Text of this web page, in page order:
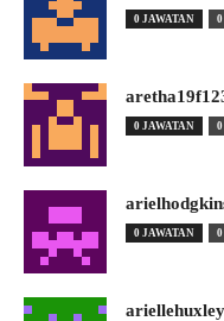
0 JAWATAN
0 JAWATAN
0 JAWATAN